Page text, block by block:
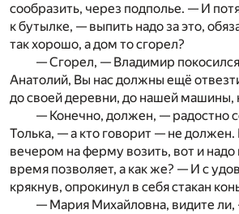
сообразить, через подполье. — И
к бутылке, — выпить надо за это,
так хорошо, а дом то сгорел?
— Сгорел, — Владимир
Анатолий, Вы нас должны ещё
до своей деревни, до нашей машины,
— Конечно, должен, — радостно
Толька, — а кто говорит — не
вечером на ферму возить, вот и надо
время позволяет, а как же? — И с
крякнув, опрокинул в себя стакан
— Мария Михайловна, видите